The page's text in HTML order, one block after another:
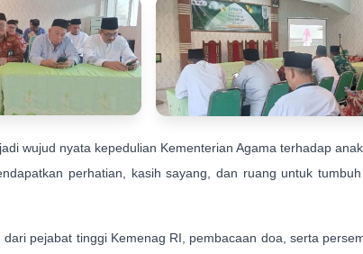
wujud nyata kepedulian Kementerian Agama terhadap
perhatian, kasih sayang, dan ruang untuk
pejabat tinggi Kemenag RI, pembacaan doa, serta